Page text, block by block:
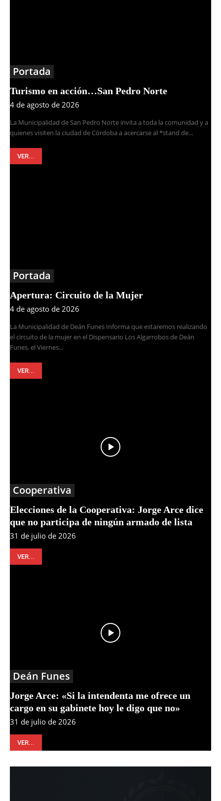
Portada
Turismo en acción…San Pedro Norte
4 de agosto de 2026
La Municipalidad de San Pedro Norte invita a toda la comunidad y a
quienes visiten la ciudad de Córdoba a acercarse al *stand de...
VER...
Portada
Apertura: Circuito de la Mujer
4 de agosto de 2026
La Municipalidad de Deán Funes Informa que estaremos realizando
el circuito de la mujer en el Dispensario Los Algarrobos de Deán
Funes, el Viernes...
VER...
Cooperativa
Elecciones de la Cooperativa: Jorge Arce dice
que no participa de ningún armado de lista
31 de julio de 2026
VER...
Deán Funes
Jorge Arce: «Si la intendenta me ofrece un
cargo en su gabinete hoy le digo que no»
31 de julio de 2026
VER...